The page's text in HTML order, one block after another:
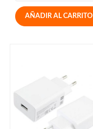
AÑADIR AL CARRITO